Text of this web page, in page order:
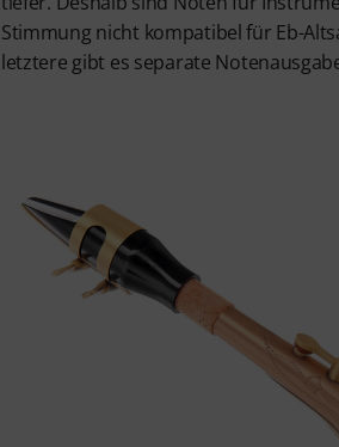
Stimmung nicht kompatibel für Eb-
letztere gibt es separate